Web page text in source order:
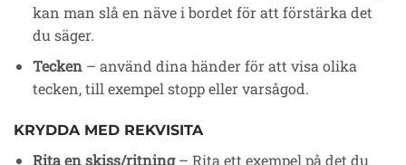
kan man slå en näve i bordet för att förstärka det
du säger.
Tecken – använd dina händer för att visa olika
tecken, till exempel stopp eller varsågod.
KRYDDA MED REKVISITA
Rita en skiss/ritning– Rita ett exempel på det du